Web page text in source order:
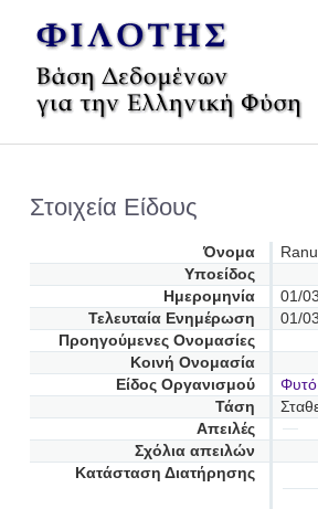
Στοιχεία Είδους
Όνομα
Υποείδος
Ημερομηνία
01/
Τελευταία Ενημέρωση
01/
Προηγούμενες Oνομασίες
Κοινή Ονομασία
Είδος Οργανισμού
Φυτό
Τάση
Απειλές
Σχόλια απειλών
Κατάσταση Διατήρησης